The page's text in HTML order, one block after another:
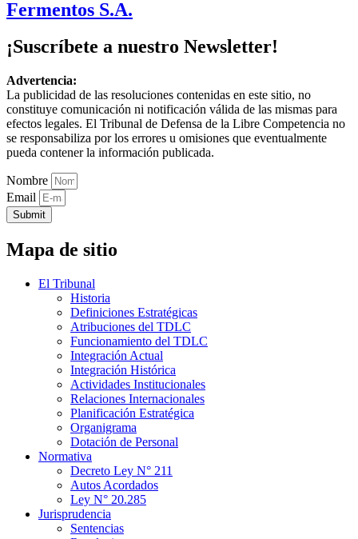
Fermentos S.A.
¡Suscríbete a nuestro Newsletter!
Advertencia:
La publicidad de las resoluciones contenidas en este sitio, no
constituye comunicación ni notificación válida de las mismas para
efectos legales. El Tribunal de Defensa de la Libre Competencia no
se responsabiliza por los errores u omisiones que eventualmente
pueda contener la información publicada.
Nombre
Email
Submit
Mapa de sitio
El Tribunal
Historia
Definiciones Estratégicas
Atribuciones del TDLC
Funcionamiento del TDLC
Integración Actual
Integración Histórica
Actividades Institucionales
Relaciones Internacionales
Planificación Estratégica
Organigrama
Dotación de Personal
Normativa
Decreto Ley N° 211
Autos Acordados
Ley N° 20.285
Jurisprudencia
Sentencias